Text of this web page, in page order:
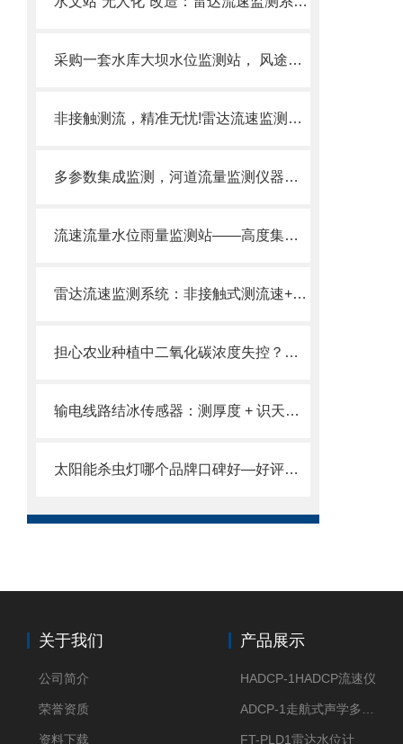
采购一套水库大坝水位监测站， 风途SW2、SW3怎么选？
非接触测流，精准无忧!雷达流速监测系统—水文监测、城市排涝、灌区管理。
多参数集成监测，河道流量监测仪器同步获取流速、水位、流量，数据全面。
流速流量水位雨量监测站——高度集成一体化、可无人值守
雷达流速监测系统：非接触式测流速+水位+流量，河道/灌区/防汛监测好帮手
担心农业种植中二氧化碳浓度失控？选我们的二氧化碳传感器！
输电线路结冰传感器：测厚度 + 识天气 + 感温度 融冰指令联动 筑牢电网防线
太阳能杀虫灯哪个品牌口碑好—好评连连、定不负你所望2025全+境+派+送
关于我们
公司简介
荣誉资质
资料下载
产品展示
HADCP-1HADCP流速仪
FT-PLD1雷达水位计